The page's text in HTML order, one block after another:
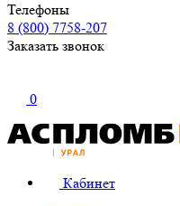
Телефоны
8 (800) 7758-207
Заказать звонок
0
Кабинет